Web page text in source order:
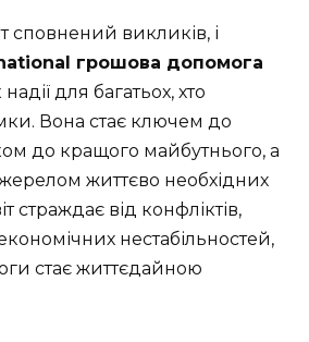
сповнений викликів, і
грошова допомога
для багатьох, хто
Вона стає ключем до
до кращого майбутнього, а
життєво необхідних
страждає від конфліктів,
нестабільностей,
стає життєдайною